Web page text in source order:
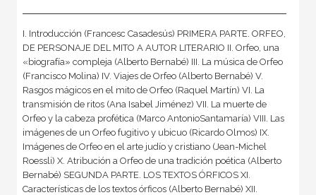
I. Introducción (Francesc Casadesús) PRIMERA PARTE. ORFEO,
DE PERSONAJE DEL MITO A AUTOR LITERARIO II. Orfeo, una
«biografía» compleja (Alberto Bernabé) III. La música de Orfeo
(Francisco Molina) IV. Viajes de Orfeo (Alberto Bernabé) V.
Rasgos mágicos en el mito de Orfeo (Raquel Martín) VI. La
transmisión de ritos (Ana Isabel Jiménez) VII. La muerte de
Orfeo y la cabeza profética (Marco AntonioSantamaría) VIII. Las
imágenes de un Orfeo fugitivo y ubicuo (Ricardo Olmos) IX.
Imágenes de Orfeo en el arte judío y cristiano (Jean-Michel
Roessli) X. Atribución a Orfeo de una tradición poética (Alberto
Bernabé) SEGUNDA PARTE. LOS TEXTOS ÓRFICOS XI.
Características de los textos órficos (Alberto Bernabé) XII.